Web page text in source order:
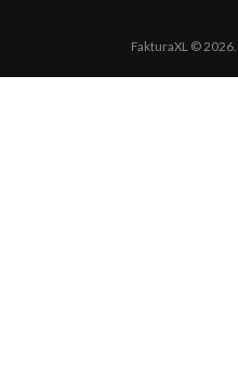
FakturaXL © 2026.